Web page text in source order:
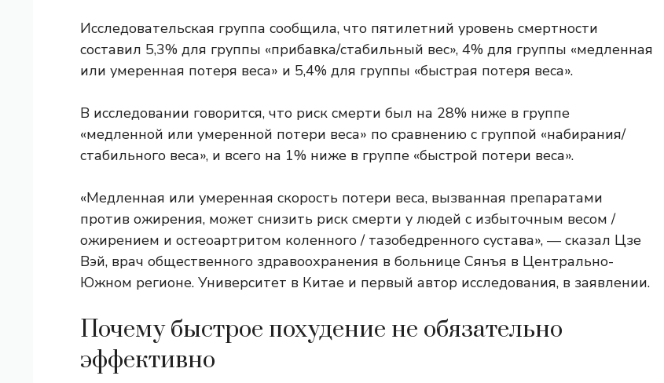
Исследовательская группа сообщила, что пятилетний уровень смертности
составил 5,3% для группы «прибавка/стабильный вес», 4% для группы «медленная
или умеренная потеря веса» и 5,4% для группы «быстрая потеря веса».
В исследовании говорится, что риск смерти был на 28% ниже в группе
«медленной или умеренной потери веса» по сравнению с группой «набирания/
стабильного веса», и всего на 1% ниже в группе «быстрой потери веса».
«Медленная или умеренная скорость потери веса, вызванная препаратами
против ожирения, может снизить риск смерти у людей с избыточным весом /
ожирением и остеоартритом коленного / тазобедренного сустава», — сказал Цзе
Вэй, врач общественного здравоохранения в больнице Сянъя в Центрально-
Южном регионе. Университет в Китае и первый автор исследования, в заявлении.
Почему быстрое похудение не обязательно
эффективно